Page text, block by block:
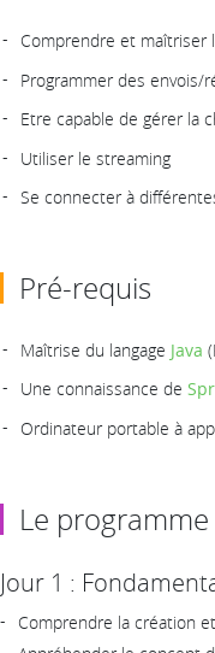
Comprendre et maîtriser
Programmer des envois/
Etre capable de gérer la
Utiliser le streaming
Se connecter à
Pré-requis
Maîtrise du langage Java
Une connaissance de
Ordinateur portable à
Le
Jour 1 :
Comprendre la création